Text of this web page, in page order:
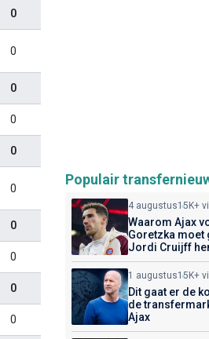
0
0
0
0
0
0
0
0
0
0
Populair
4 augustus15K+
Waarom Ajax
Goretzka moet
Jordi Cruijff
1 augustus15K+
Dit gaat er de
de
Ajax